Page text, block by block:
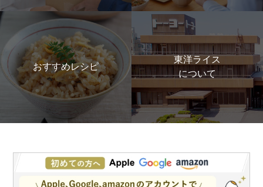
おすすめレシピ
東洋ライス
について